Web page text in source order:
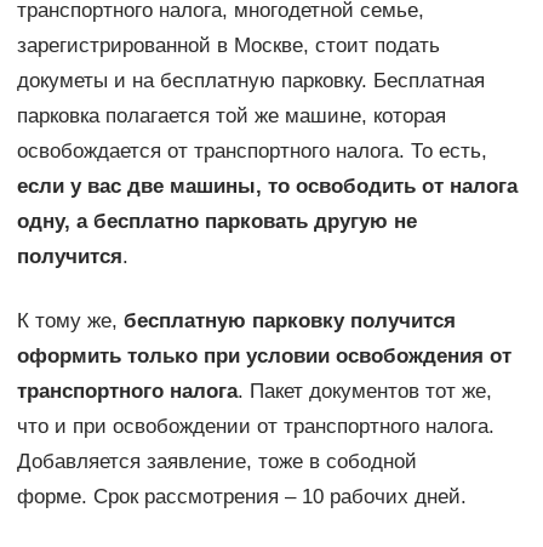
транспортного налога, многодетной семье,
зарегистрированной в Москве, стоит подать
докуметы и на бесплатную парковку. Бесплатная
парковка полагается той же машине, которая
освобождается от транспортного налога. То есть,
если у вас две машины, то освободить от налога
одну, а бесплатно парковать другую не
получится.
К тому же, бесплатную парковку получится
оформить только при условии освобождения от
транспортного налога. Пакет документов тот же,
что и при освобождении от транспортного налога.
Добавляется заявление, тоже в сободной
форме. Срок рассмотрения – 10 рабочих дней.